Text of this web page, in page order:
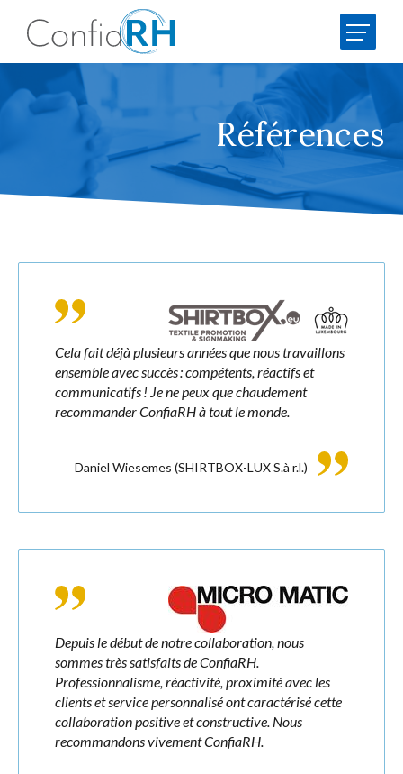
Services
Recrutement Cofinancement de la formation
Analyse de potentiel AECdisc®
Team
Références
HR Insights
Références
Cela fait déjà plusieurs années que nous travaillons
ensemble avec succès : compétents, réactifs et
communicatifs ! Je ne peux que chaudement
recommander ConfiaRH à tout le monde.
Daniel Wiesemes (SHIRTBOX-LUX S.à r.l.)
Depuis le début de notre collaboration, nous
sommes très satisfaits de ConfiaRH.
Professionnalisme, réactivité, proximité avec les
clients et service personnalisé ont caractérisé cette
collaboration positive et constructive. Nous
recommandons vivement ConfiaRH.